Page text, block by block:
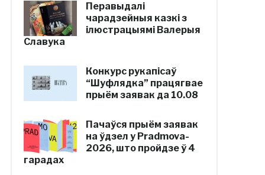
Перавыдалі
чарадзейныя казкі з
ілюстрацыямі Валерыя
Славука
Конкурс рукапісаў
“Шуфлядка” працягвае
прыём заявак да 10.08
Пачаўся прыём заявак
на ўдзел у Pradmova-
2026, што пройдзе ў 4
гарадах